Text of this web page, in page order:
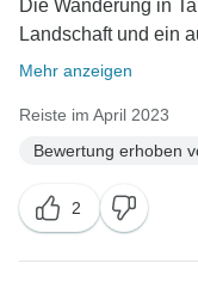
Die Wanderung in
Landschaft und ein
Mehr anzeigen
Reiste im April 2023
Bewertung erhoben
2